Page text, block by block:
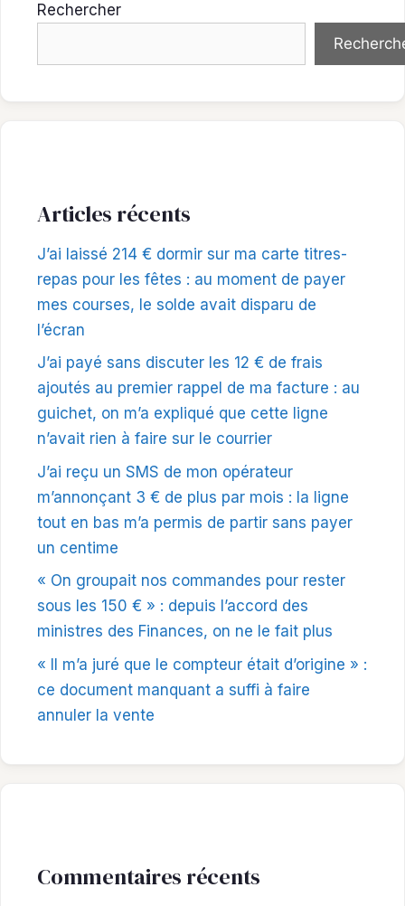
Rechercher
Articles récents
J’ai laissé 214 € dormir sur ma carte titres-
repas pour les fêtes : au moment de payer
mes courses, le solde avait disparu de
l’écran
J’ai payé sans discuter les 12 € de frais
ajoutés au premier rappel de ma facture : au
guichet, on m’a expliqué que cette ligne
n’avait rien à faire sur le courrier
J’ai reçu un SMS de mon opérateur
m’annonçant 3 € de plus par mois : la ligne
tout en bas m’a permis de partir sans payer
un centime
« On groupait nos commandes pour rester
sous les 150 € » : depuis l’accord des
ministres des Finances, on ne le fait plus
« Il m’a juré que le compteur était d’origine » :
ce document manquant a suffi à faire
annuler la vente
Commentaires récents